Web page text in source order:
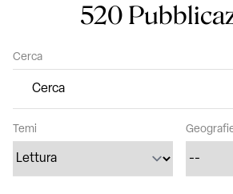
520
Cerca
Temi